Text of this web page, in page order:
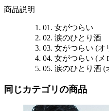
商品説明
01. 女がつらい
02. 涙のひとり酒
03. 女がつらい (
04. 女がつらい (メ
05. 涙のひとり酒
同じカテゴリの商品